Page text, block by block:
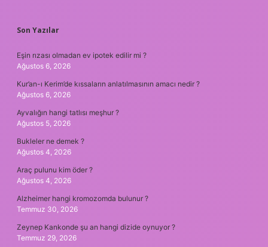
SIDEBAR
Son Yazılar
Eşin rızası olmadan ev ipotek edilir mi ?
Ağustos 6, 2026
Kur’an-ı Kerim’de kıssaların anlatılmasının amacı nedir ?
Ağustos 6, 2026
Ayvalığın hangi tatlısı meşhur ?
Ağustos 5, 2026
Bukleler ne demek ?
Ağustos 4, 2026
Araç pulunu kim öder ?
Ağustos 4, 2026
Alzheimer hangi kromozomda bulunur ?
Temmuz 30, 2026
Zeynep Kankonde şu an hangi dizide oynuyor ?
Temmuz 29, 2026